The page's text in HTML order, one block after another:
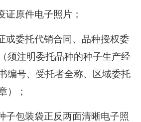
证原件电子照片；
或委托代销合同、品种授权委
须注明委托品种的种子生产经
编号、受托者全称、区域委托
）；
子包装袋正反两面清晰电子照